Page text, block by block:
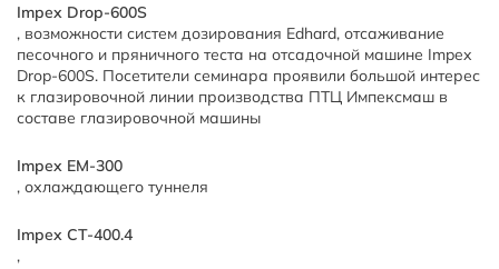
Impex Drop-600S
, возможности систем дозирования Edhard, отсаживание
песочного и пряничного теста на отсадочной машине Impex
Drop-600S. Посетители семинара проявили большой интерес
к глазировочной линии производства ПТЦ Импексмаш в
составе глазировочной машины
Impex EM-300
, охлаждающего туннеля
Impex CT-400.4
,